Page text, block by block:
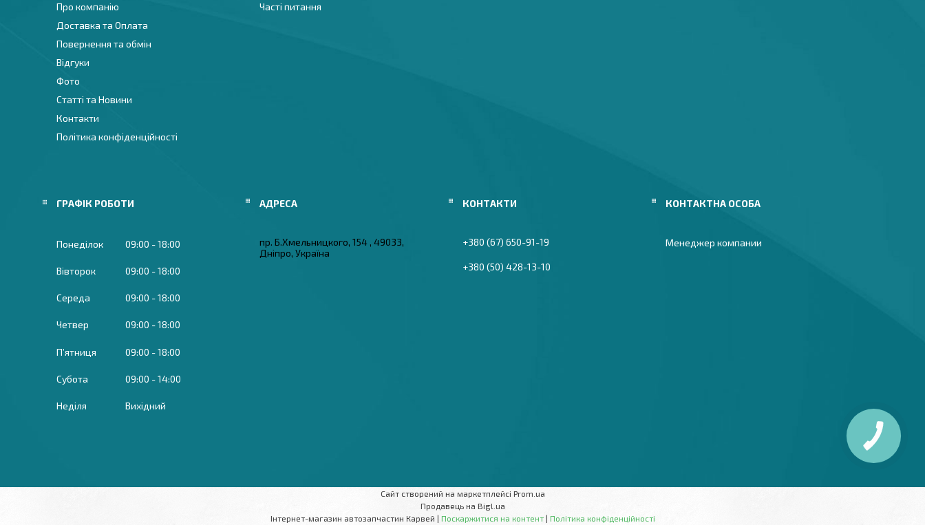
Про компанію
Доставка та Оплата
Повернення та обмін
Відгуки
Фото
Статті та Новини
Контакти
Політика конфіденційності
Часті питання
ГРАФІК РОБОТИ
Понеділок 09:00 18:00
Вівторок 09:00 18:00
Середа 09:00 18:00
Четвер 09:00 18:00
Пʼятниця 09:00 18:00
Субота 09:00 14:00
Неділя Вихідний
пр. Б.Хмельницкого, 154 , 49033,
Дніпро, Україна
+380 (67) 650-91-19
+380 (50) 428-13-10
Менеджер компании
Сайт створений на маркетплейсі Prom.ua
Продавець на Bigl.ua
Інтернет-магазин автозапчастин Карвей | Поскаржитися на контент | Політика конфіденційності